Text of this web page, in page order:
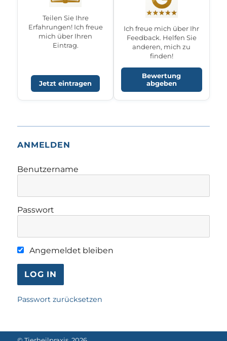
Teilen Sie Ihre
Erfahrungen! Ich freue
mich über Ihren
Eintrag.
Jetzt eintragen
Ich freue mich über Ihr
Feedback. Helfen Sie
anderen, mich zu
finden!
Bewertung
abgeben
ANMELDEN
Benutzername
Passwort
Angemeldet bleiben
Passwort zurücksetzen